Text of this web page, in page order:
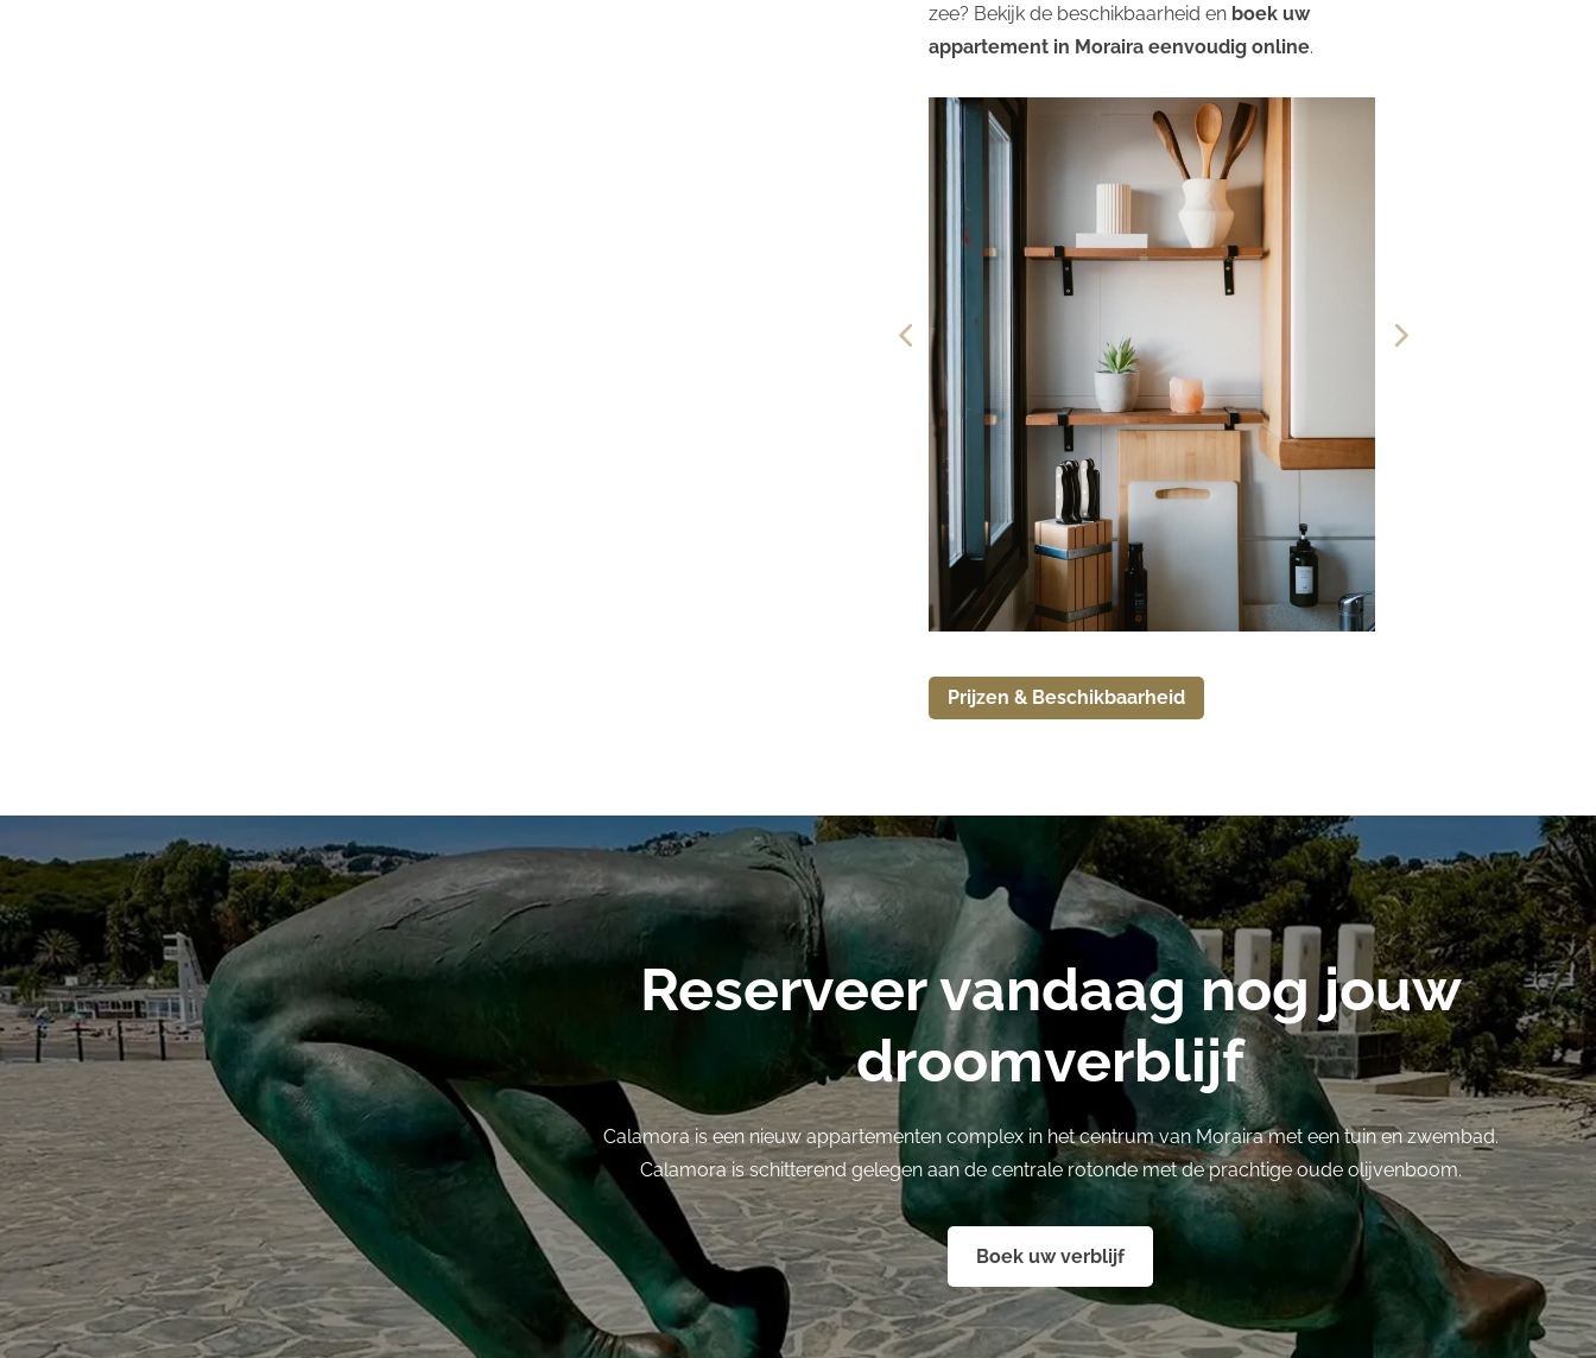
zee? Bekijk de beschikbaarheid en boek uw
appartement in Moraira eenvoudig online.
Prijzen & Beschikbaarheid
Reserveer vandaag nog jouw
droomverblijf
Calamora is een nieuw appartementen complex in het centrum van Moraira met een tuin en zwembad.
Calamora is schitterend gelegen aan de centrale rotonde met de prachtige oude olijvenboom.
Boek uw verblijf